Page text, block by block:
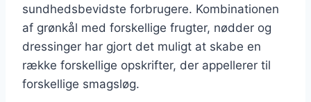
sundhedsbevidste forbrugere. Kombinationen
af grønkål med forskellige frugter, nødder og
dressinger har gjort det muligt at skabe en
række forskellige opskrifter, der appellerer til
forskellige smagsløg.